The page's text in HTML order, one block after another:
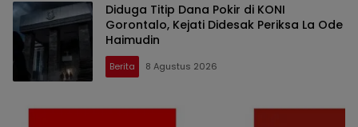
Diduga Titip Dana Pokir di KONI
Gorontalo, Kejati Didesak Periksa La Ode
Haimudin
Berita 8 Agustus 2026